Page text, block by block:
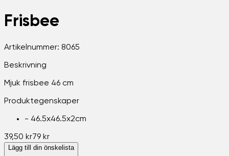
Frisbee
Artikelnummer: 8065
Beskrivning
Mjuk frisbee 46 cm
Produktegenskaper
- 46.5x46.5x2cm
39,50 kr79 kr
Lägg till din önskelista